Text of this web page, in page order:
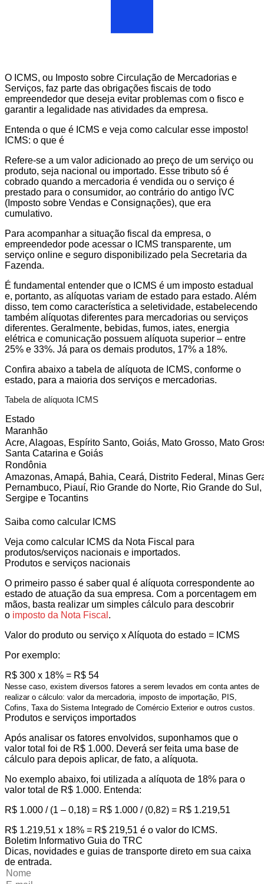
O ICMS, ou Imposto sobre Circulação de Mercadorias e
Serviços, faz parte das obrigações fiscais de todo
empreendedor que deseja evitar problemas com o fisco e
garantir a legalidade nas atividades da empresa.
Entenda o que é ICMS e veja como calcular esse imposto!
ICMS: o que é
Refere-se a um valor adicionado ao preço de um serviço ou
produto, seja nacional ou importado. Esse tributo só é
cobrado quando a mercadoria é vendida ou o serviço é
prestado para o consumidor, ao contrário do antigo IVC
(Imposto sobre Vendas e Consignações), que era
cumulativo.
Para acompanhar a situação fiscal da empresa, o
empreendedor pode acessar o ICMS transparente, um
serviço online e seguro disponibilizado pela Secretaria da
Fazenda.
É fundamental entender que o ICMS é um imposto estadual
e, portanto, as alíquotas variam de estado para estado. Além
disso, tem como característica a seletividade, estabelecendo
também alíquotas diferentes para mercadorias ou serviços
diferentes. Geralmente, bebidas, fumos, iates, energia
elétrica e comunicação possuem alíquota superior – entre
25% e 33%. Já para os demais produtos, 17% a 18%.
Confira abaixo a tabela de alíquota de ICMS, conforme o
estado, para a maioria dos serviços e mercadorias.
Tabela de alíquota ICMS
Estado
Maranhão
Acre, Alagoas, Espírito Santo, Goiás, Mato Grosso, Mato
Santa Catarina e Goiás
Rondônia
Amazonas, Amapá, Bahia, Ceará, Distrito Federal, Minas
Pernambuco, Piauí, Rio Grande do Norte, Rio Grande do
Sergipe e Tocantins
Saiba como calcular ICMS
Veja como calcular ICMS da Nota Fiscal para
produtos/serviços nacionais e importados.
Produtos e serviços nacionais
O primeiro passo é saber qual é alíquota correspondente ao
estado de atuação da sua empresa. Com a porcentagem em
mãos, basta realizar um simples cálculo para descobrir
o imposto da Nota Fiscal .
Valor do produto ou serviço x Alíquota do estado = ICMS
Por exemplo:
R$ 300 x 18% = R$ 54
Nesse caso, existem diversos fatores a serem levados em conta antes de
realizar o cálculo: valor da mercadoria, imposto de importação, PIS,
Cofins, Taxa do Sistema Integrado de Comércio Exterior e outros custos.
Produtos e serviços importados
Após analisar os fatores envolvidos, suponhamos que o
valor total foi de R$ 1.000. Deverá ser feita uma base de
cálculo para depois aplicar, de fato, a alíquota.
No exemplo abaixo, foi utilizada a alíquota de 18% para o
valor total de R$ 1.000. Entenda:
R$ 1.000 / (1 – 0,18) = R$ 1.000 / (0,82) = R$ 1.219,51
R$ 1.219,51 x 18% = R$ 219,51 é o valor do ICMS.
Boletim Informativo Guia do TRC
Dicas, novidades e guias de transporte direto em sua caixa
de entrada.